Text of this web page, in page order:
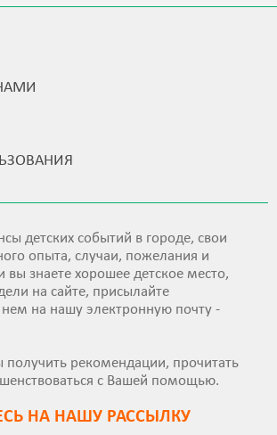
детских событий в городе, свои
опыта, случаи, пожелания и
вы знаете хорошее детское место,
на сайте, присылайте
на нашу электронную почту -
рекомендации, прочитать
с Вашей помощью.
НА НАШУ РАССЫЛКУ